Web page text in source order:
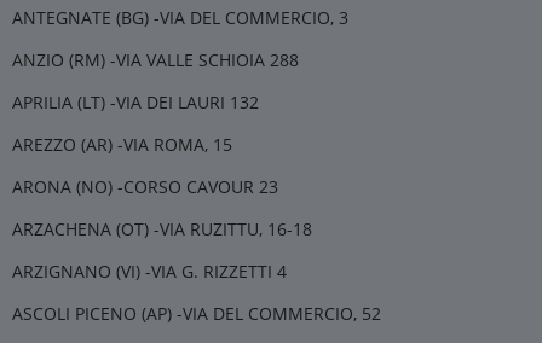
ANTEGNATE (BG) -VIA DEL COMMERCIO, 3
ANZIO (RM) -VIA VALLE SCHIOIA 288
APRILIA (LT) -VIA DEI LAURI 132
AREZZO (AR) -VIA ROMA, 15
ARONA (NO) -CORSO CAVOUR 23
ARZACHENA (OT) -VIA RUZITTU, 16-18
ARZIGNANO (VI) -VIA G. RIZZETTI 4
ASCOLI PICENO (AP) -VIA DEL COMMERCIO, 52